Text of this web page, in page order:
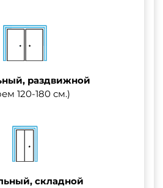
раздвижной
120-180 см.)
складной